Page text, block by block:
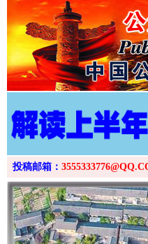
投稿邮箱：